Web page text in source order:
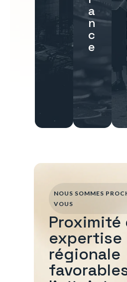
a
n
c
e
NOUS SOMMES
VOUS
Proximité
expertise
régionale